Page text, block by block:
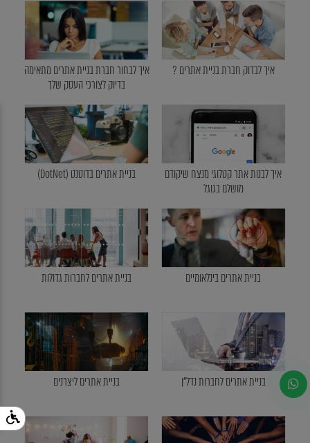
איך לבדוק חברת בניית אתרים ?
איך לבחור חברת בניית אתרים מתאימה
בדיוק לצורכי העסק שלך
איך לבנות אתר קטלוגי מנצח שיקודם
מושלם בגוגל
בניית אתרים בדוטנט (DotNet)
בניית אתרים בינלאומיים בניית אתרים לחברות גדולות
בניית אתרים לחברות נדל"ן בניית אתרים ליצרנים